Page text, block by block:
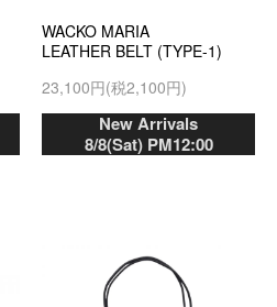
WACKO MARIA
LEATHER BELT (TYPE-1)
23,100円(税2,100円)
New Arrivals
8/8(Sat) PM12:00